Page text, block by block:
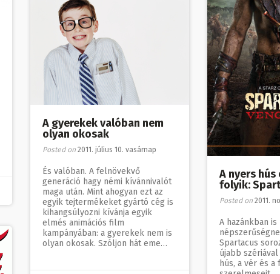
A nyers
folyik:
Posted on 2011.
A hazánkban is
Spartacus
újabb
hús, a vér és
A gyerekek valóban nem
olyan okosak
Posted on 2011. július 10. vasárnap
És valóban. A felnövekvő
generáció hagy némi kívánnivalót
maga után. Mint ahogyan ezt az
egyik tejtermékeket gyártó cég is
kihangsúlyozni kívánja egyik
elmés animációs film
kampányában: a gyerekek nem is
olyan okosak. Szóljon hát eme…